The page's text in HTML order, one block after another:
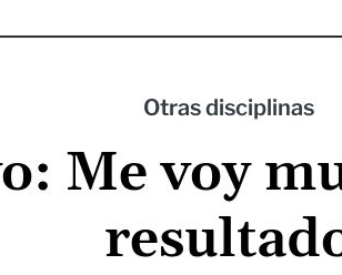
Otras disciplinas
Me voy